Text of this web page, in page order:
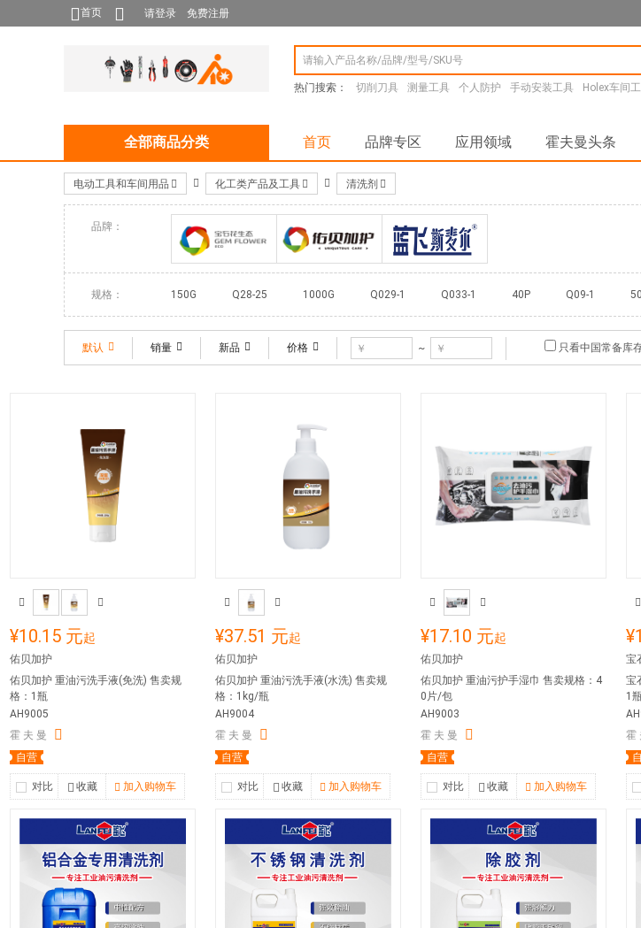
首页 请登录 免费注册
热门搜索： 切削刀具 测量工具 个人防护 手动安装工具 Holex车间
全部商品分类 首页 品牌专区 应用领域 霍夫曼头条
电动工具和车间用品 化工类产品及工具 清洗剂
品牌：
规格： 150G Q28-25 1000G Q029-1 Q033-1 40P Q09-1
Q050-25
2500G Q053-20 Q32-20 2000G Q058-20
默认 销量 新品 价格 ~ 只看中国常备库
¥10.15 元起
佑贝加护
佑贝加护 重油污洗手液(免洗) 售卖规
格：1瓶
AH9005
霍 夫 曼
自营
对比 收藏 加入购物车
¥37.51 元起
佑贝加护
佑贝加护 重油污洗手液(水洗) 售卖规
格：1kg/瓶
AH9004
霍 夫 曼
自营
对比 收藏 加入购物车
¥17.10 元起
佑贝加护
佑贝加护 重油污护手湿巾 售卖规格：4
0片/包
AH9003
霍 夫 曼
自营
对比 收藏 加入购物车
宝
宝
1
霍